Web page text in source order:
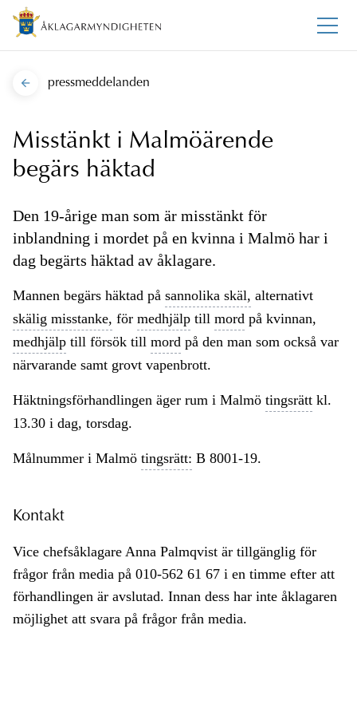
pressmeddelanden
Misstänkt i Malmöärende
begärs häktad
Den 19-årige man som är misstänkt för
inblandning i mordet på en kvinna i Malmö har i
dag begärts häktad av åklagare.
Mannen begärs häktad på sannolika skäl, alternativt
skälig misstanke, för medhjälp till mord på kvinnan,
medhjälp till försök till mord på den man som också var
närvarande samt grovt vapenbrott.
Häktningsförhandlingen äger rum i Malmö tingsrätt kl.
13.30 i dag, torsdag.
Målnummer i Malmö tingsrätt: B 8001-19.
Kontakt
Vice chefsåklagare Anna Palmqvist är tillgänglig för
frågor från media på 010-562 61 67 i en timme efter att
förhandlingen är avslutad. Innan dess har inte åklagaren
möjlighet att svara på frågor från media.